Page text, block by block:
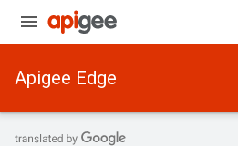
Apigee Edge